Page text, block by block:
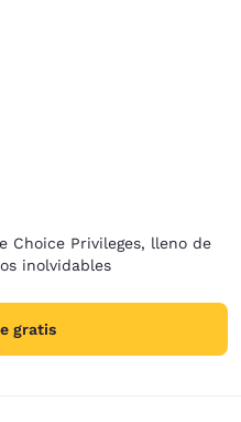
Choice Privileges, lleno de
inolvidables
gratis